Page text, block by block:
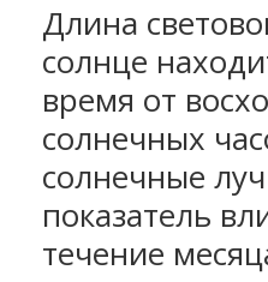
Длина
солнце
время от
солнечных
солнечные
показатель
течение